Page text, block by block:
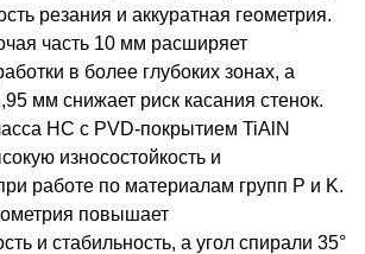
резания и аккуратная геометрия.
часть 10 мм расширяет
в более глубоких зонах, а
мм снижает риск касания стенок.
HC с PVD-покрытием TiAlN
износостойкость и
работе по материалам групп P и K.
повышает
и стабильность, а угол спирали 35°